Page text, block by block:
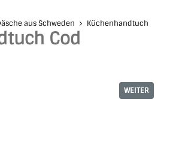
aus Schweden
Küchenhandtuch
Cod
WEITER